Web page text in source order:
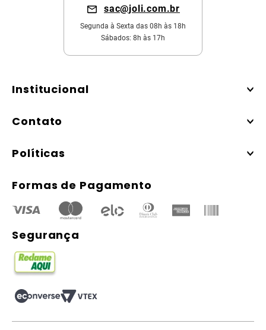
sac@joli.com.br
Segunda à Sexta das 08h às 18h
Sábados: 8h às 17h
Institucional
Contato
Políticas
Formas de Pagamento
Segurança